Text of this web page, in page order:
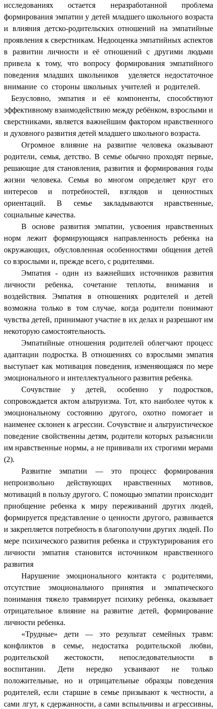
исследованиях остается неразработанной проблема
формирования эмпатии у детей младшего школьного возраста
и влияния детско-родительских отношений на эмпатийные
проявления к сверстникам. Недооценка эмпатийных аспектов
в развитии личности и её отношений с другими людьми
привела к тому, что вопросу формирования эмпатийного
поведения младших школьников уделяется недостаточное
внимание со стороны школьных учителей и родителей.
Безусловно, эмпатия и её компоненты, способствуют
эффективному взаимодействию между ребёнком, взрослыми и
сверстниками, является важнейшим фактором нравственного
и духовного развития детей младшего школьного возраста.
Огромное влияние на развитие человека оказывают
родители, семья, детство. В семье обычно проходят первые,
решающие для становления, развития и формирования годы
жизни человека. Семья во многом определяет круг его
интересов и потребностей, взглядов и ценностных
ориентаций. В семье закладываются нравственные,
социальные качества.
В основе развития эмпатии, усвоения нравственных
норм лежит формирующаяся направленность ребенка на
окружающих, обусловленная особенностями общения детей
со взрослыми и, прежде всего, с родителями.
Эмпатия - один из важнейших источников развития
личности ребенка, сочетание теплоты, внимания и
воздействия. Эмпатия в отношениях родителей и детей
возможна только в том случае, когда родители понимают
чувства детей, принимают участие в их делах и разрешают им
некоторую самостоятельность.
Эмпатийные отношения родителей облегчают процесс
адаптации подростка. В отношениях со взрослыми эмпатия
выступает как мотивация поведения, изменяющаяся по мере
эмоционального и интеллектуального развития ребенка.
Сочувствие у детей, особенно у подростков,
сопровождается актом альтруизма. Тот, кто наиболее чуток к
эмоциональному состоянию другого, охотно помогает и
наименее склонен к агрессии. Сочувствие и альтруистическое
поведение свойственны детям, родители которых разъяснили
им нравственные нормы, а не прививали их строгими мерами
(2).
Развитие эмпатии — это процесс формирования
непроизвольно действующих нравственных мотивов,
мотиваций в пользу другого. С помощью эмпатии происходит
приобщение ребенка к миру переживаний других людей,
формируется представление о ценности другого, развивается
и закрепляется потребность в благополучии других людей. По
мере психического развития ребенка и структурирования его
личности эмпатия становится источником нравственного
развития
Нарушение эмоционального контакта с родителями,
отсутствие эмоционального принятия и эмпатического
понимания тяжело травмирует психику ребенка, оказывает
отрицательное влияние на развитие детей, формирование
личности ребенка.
«Трудные» дети — это результат семейных травм:
конфликтов в семье, недостатка родительской любви,
родительской жестокости, непоследовательности в
воспитании. Дети нередко усваивают не только
положительные, но и отрицательные образцы поведения
родителей, если старшие в семье призывают к честности, а
сами лгут, к сдержанности, а сами вспыльчивы и агрессивны,